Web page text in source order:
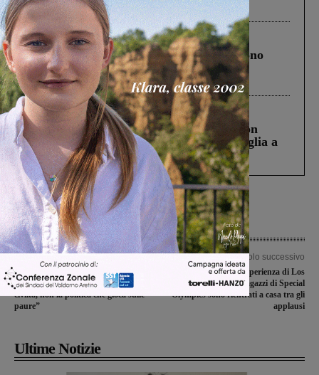
ringraziamento al Governo”
Cronaca 4 Agosto 2026
Un anno fa la strage in A1 in cui morirono
Gianni, Giulia e Franco. Lo schianto, il
processo, lo stop ai sorpassi fra tir....
Cronaca 3 Agosto 2026
Scomparso da una struttura di Castiglion
Fiorentino l’uomo che aveva ucciso la figlia a
Levane nel 2020
Migranti e accoglienza, il Pd in una
nota: “Prevalga il senso di umana
civiltà, non la politica che gioca sulle
paure”
Articolo successivo
Terminata l’esperienza di Los
Angeles. Sofia e i ragazzi di Special
Olympics sono rientrati a casa tra gli
applausi
Ultime Notizie